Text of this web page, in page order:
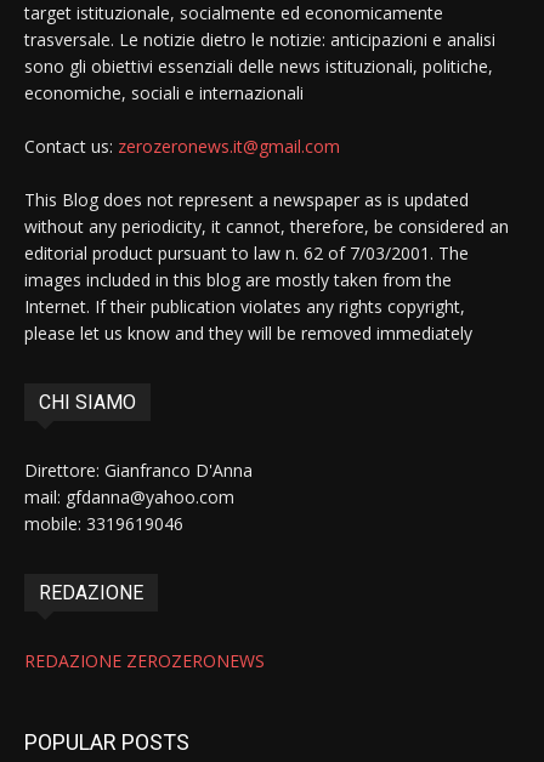
target istituzionale, socialmente ed economicamente
trasversale. Le notizie dietro le notizie: anticipazioni e analisi
sono gli obiettivi essenziali delle news istituzionali, politiche,
economiche, sociali e internazionali
Contact us: zerozeronews.it@gmail.com
This Blog does not represent a newspaper as is updated
without any periodicity, it cannot, therefore, be considered an
editorial product pursuant to law n. 62 of 7/03/2001. The
images included in this blog are mostly taken from the
Internet. If their publication violates any rights copyright,
please let us know and they will be removed immediately
CHI SIAMO
Direttore: Gianfranco D'Anna
mail: gfdanna@yahoo.com
mobile: 3319619046
REDAZIONE
REDAZIONE ZEROZERONEWS
POPULAR POSTS